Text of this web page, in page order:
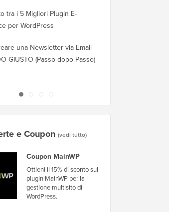
tra i 5 Migliori Plugin E-
per WordPress
una Newsletter via Email
GIUSTO (Passo dopo Passo)
e Coupon (vedi tutto)
Coupon MainWP
Ottieni il 15% di sconto sul
plugin MainWP per la
gestione multisito di
WordPress.